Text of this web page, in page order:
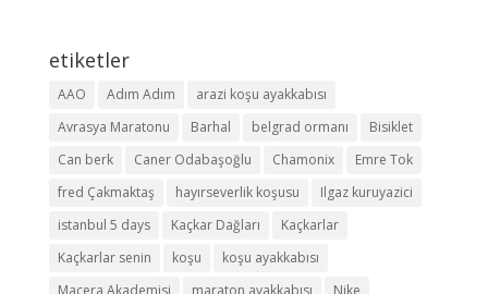
etiketler
AAO Adım Adım
arazi koşu ayakkabısı
Avrasya Maratonu
Barhal belgrad ormanı
Bisiklet
Can berk
Caner Odabaşoğlu Chamonix
Emre Tok
fred Çakmaktaş
hayırseverlik koşusu
Ilgaz kuruyazici
istanbul 5 days
Kaçkar Dağları
Kaçkarlar
Kaçkarlar senin
koşu
koşu ayakkabısı
Macera Akademisi
maraton ayakkabısı Nike